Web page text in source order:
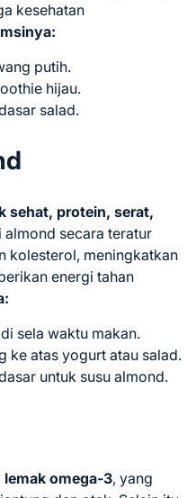
kesehatan
putih.
hijau.
salad.
sehat, protein, serat,
almond secara teratur
kolesterol, meningkatkan
energi tahan
sela waktu makan.
ke atas yogurt atau salad.
untuk susu almond.
lemak omega-3, yang